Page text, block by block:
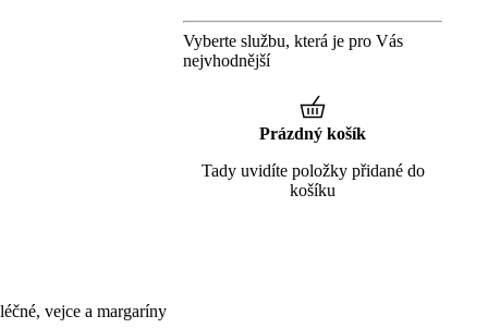
vejce a margaríny
Vyberte službu, která je pro Vás
nejvhodnější
Prázdný košík
Tady uvidíte položky přidané do
košíku